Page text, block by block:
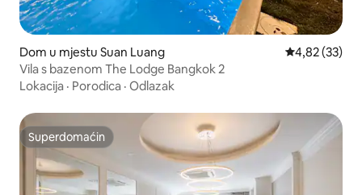
Dom u mjestu Suan Luang Prosječna
4,82 (33)
Vila s bazenom The Lodge Bangkok 2
Lokacija · Porodica · Odlazak
Superdomaćin
Superdomaćin